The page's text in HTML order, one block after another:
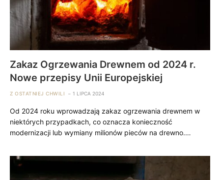
Zakaz Ogrzewania Drewnem od 2024 r.
Nowe przepisy Unii Europejskiej
Z OSTATNIEJ CHWILI 1 LIPCA 2024
Od 2024 roku wprowadzają zakaz ogrzewania drewnem w
niektórych przypadkach, co oznacza konieczność
modernizacji lub wymiany milionów pieców na drewno.…